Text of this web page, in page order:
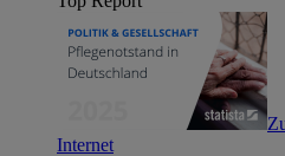
Internet